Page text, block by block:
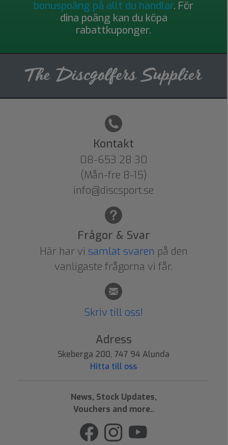
bonuspoäng på allt du handlar. För
dina poäng kan du köpa
rabattkuponger.
Kontakt
08-653 28 30
(Mån-fre 8-15)
info@discsport.se
Frågor & Svar
Här har vi samlat svaren på den
vanligaste frågorna vi får.
Skriv till oss!
Adress
Skeberga 200, 747 94 Alunda
Hitta till oss
News, Stock Updates,
Vouchers and more..